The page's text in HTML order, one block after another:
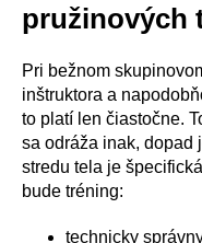
pružinových
Pri bežnom
inštruktora a
to platí len čiastočne.
sa odráža inak, dopad
stredu tela je
bude tréning:
technicky